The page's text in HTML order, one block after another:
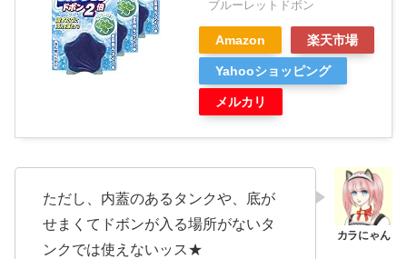
ブルーレットドボン
Amazon 楽天市場
Yahooショッピング
メルカリ
ただし、内蓋のあるタンクや、底が
せまくてドボンが入る場所がないタ
ンクでは使えないッス★